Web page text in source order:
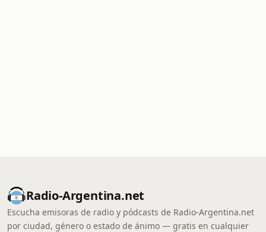
Radio-Argentina.net
Escucha emisoras de radio y pódcasts de Radio-Argentina.net
por ciudad, género o estado de ánimo — gratis en cualquier